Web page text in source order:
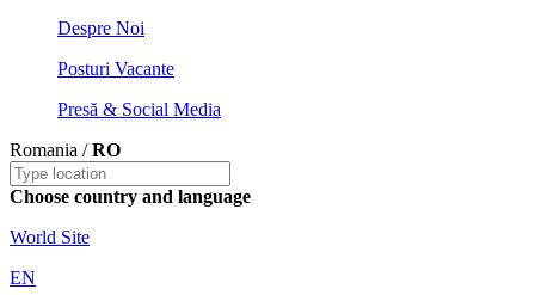
Despre Noi
Posturi Vacante
Presă & Social Media
Romania /RO
Choose country and language
World Site
EN